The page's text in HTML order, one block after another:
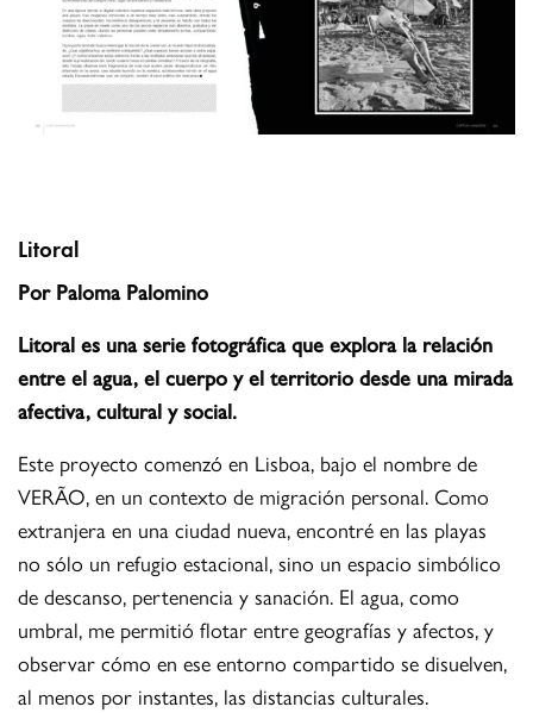
Litoral
Por Paloma Palomino
Litoral es una serie fotográfica que explora la relación
entre el agua, el cuerpo y el territorio desde una mirada
afectiva, cultural y social.
Este proyecto comenzó en Lisboa, bajo el nombre de
VERÃO, en un contexto de migración personal. Como
extranjera en una ciudad nueva, encontré en las playas
no sólo un refugio estacional, sino un espacio simbólico
de descanso, pertenencia y sanación. El agua, como
umbral, me permitió flotar entre geografías y afectos, y
observar cómo en ese entorno compartido se disuelven,
al menos por instantes, las distancias culturales.